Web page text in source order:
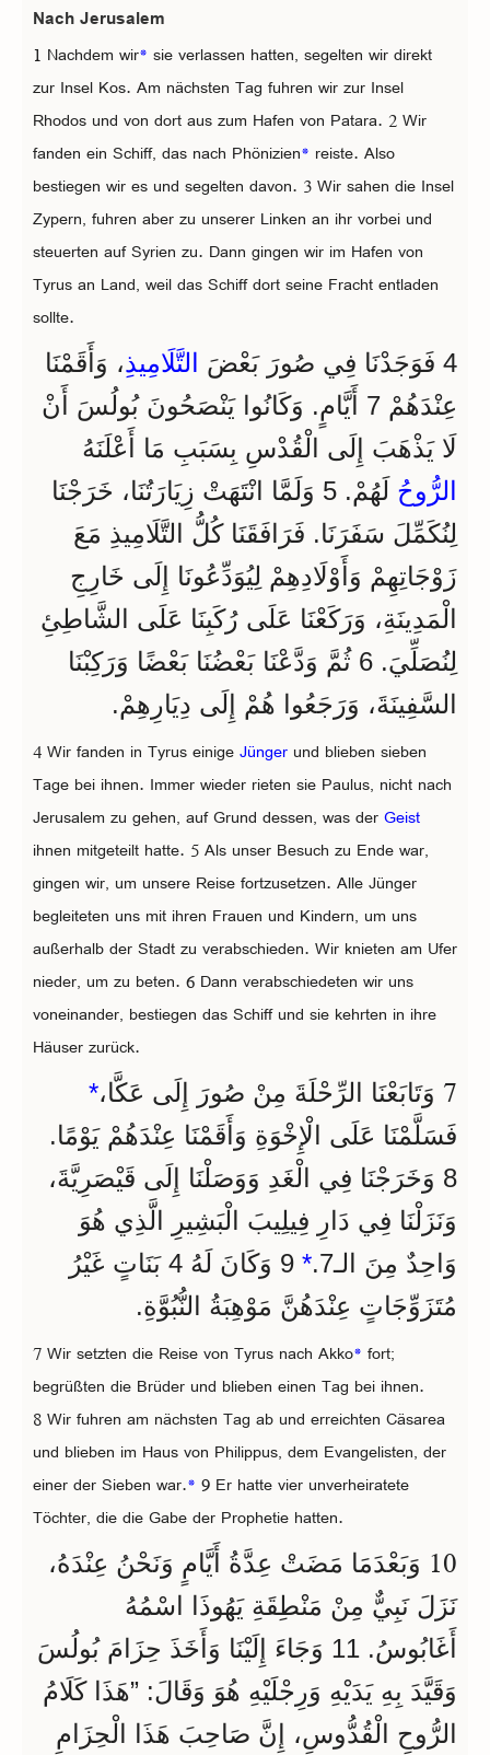
Nach Jerusalem
1 Nachdem wir* sie verlassen hatten, segelten wir direkt
zur Insel Kos. Am nächsten Tag fuhren wir zur Insel
Rhodos und von dort aus zum Hafen von Patara. 2 Wir
fanden ein Schiff, das nach Phönizien* reiste. Also
bestiegen wir es und segelten davon. 3 Wir sahen die Insel
Zypern, fuhren aber zu unserer Linken an ihr vorbei und
steuerten auf Syrien zu. Dann gingen wir im Hafen von
Tyrus an Land, weil das Schiff dort seine Fracht entladen
sollte.
4 فَوَجَدْنَا فِي صُورَ بَعْضَ التَّلَامِيذِ، وَأَقَمْنَا
عِنْدَهُمْ 7 أَيَّامٍ. وَكَانُوا يَنْصَحُونَ بُولُسَ أَنْ
لَا يَذْهَبَ إِلَى الْقُدْسِ بِسَبَبِ مَا أَعْلَنَهُ
الرُّوحُ
لَهُمْ. 5 وَلَمَّا انْتَهَتْ زِيَارَتُنَا، خَرَجْنَا
لِنُكَمِّلَ سَفَرَنَا. فَرَافَقَنَا كُلُّ التَّلَامِيذِ مَعَ
زَوْجَاتِهِمْ وَأَوْلَادِهِمْ لِيُوَدِّعُونَا إِلَى خَارِجِ
الْمَدِينَةِ، وَرَكَعْنَا عَلَى رُكَبِنَا عَلَى الشَّاطِئِ
لِنُصَلِّيَ. 6 ثُمَّ وَدَّعْنَا بَعْضُنَا بَعْضًا وَرَكِبْنَا
السَّفِينَةَ، وَرَجَعُوا هُمْ إِلَى دِيَارِهِمْ.
4 Wir fanden in Tyrus einigeJünger und blieben sieben
Tage bei ihnen. Immer wieder rieten sie Paulus, nicht nach
Jerusalem zu gehen, auf Grund dessen, was derGeist
ihnen mitgeteilt hatte. 5 Als unser Besuch zu Ende war,
gingen wir, um unsere Reise fortzusetzen. Alle Jünger
begleiteten uns mit ihren Frauen und Kindern, um uns
außerhalb der Stadt zu verabschieden. Wir knieten am Ufer
nieder, um zu beten. 6 Dann verabschiedeten wir uns
voneinander, bestiegen das Schiff und sie kehrten in ihre
Häuser zurück.
7 وَتَابَعْنَا الرِّحْلَةَ مِنْ صُورَ إِلَى عَكَّا،*
فَسَلَّمْنَا عَلَى الْإِخْوَةِ وَأَقَمْنَا عِنْدَهُمْ يَوْمًا.
8 وَخَرَجْنَا فِي الْغَدِ وَوَصَلْنَا إِلَى قَيْصَرِيَّةَ،
وَنَزَلْنَا فِي دَارِ فِيلِيبَ الْبَشِيرِ الَّذِي هُوَ
وَاحِدٌ مِنَ الـ7.
*
9 وَكَانَ لَهُ 4 بَنَاتٍ غَيْرُ
مُتَزَوِّجَاتٍ عِنْدَهُنَّ مَوْهِبَةُ النُّبُوَّةِ.
7 Wir setzten die Reise von Tyrus nach Akko* fort;
begrüßten die Brüder und blieben einen Tag bei ihnen.
8 Wir fuhren am nächsten Tag ab und erreichten Cäsarea
und blieben im Haus von Philippus, dem Evangelisten, der
einer der Sieben war.* 9 Er hatte vier unverheiratete
Töchter, die die Gabe der Prophetie hatten.
10 وَبَعْدَمَا مَضَتْ عِدَّةُ أَيَّامٍ وَنَحْنُ عِنْدَهُ،
نَزَلَ نَبِيٌّ مِنْ مَنْطِقَةِ يَهُوذَا اسْمُهُ
أَغَابُوسُ. 11 وَجَاءَ إِلَيْنَا وَأَخَذَ حِزَامَ بُولُسَ
وَقَيَّدَ بِهِ يَدَيْهِ وَرِجْلَيْهِ هُوَ وَقَالَ: ”هَذَا كَلَامُ
الرُّوحِ الْقُدُّوسِ، إِنَّ صَاحِبَ هَذَا الْحِزَامِ